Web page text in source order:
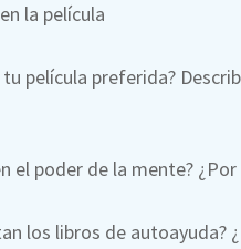
la película
tu película preferida?
el poder de la mente? ¿Por
los libros de autoayuda?